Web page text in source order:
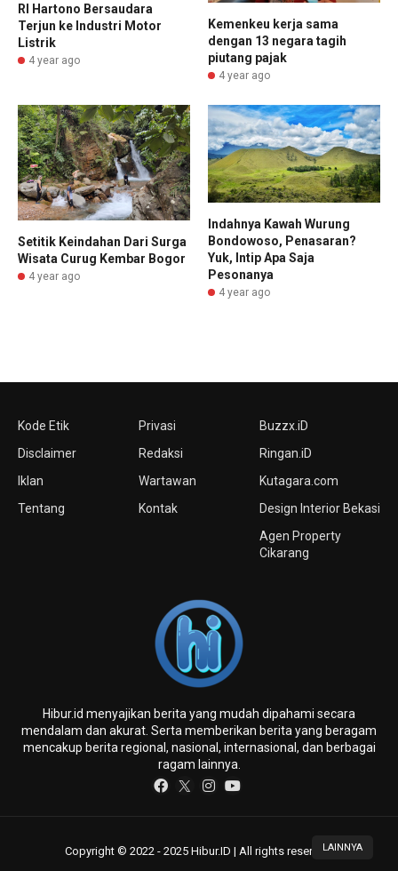
RI Hartono Bersaudara
Terjun ke Industri Motor
Listrik
4 year ago
Kemenkeu kerja sama
dengan 13 negara tagih
piutang pajak
4 year ago
Setitik Keindahan Dari Surga
Wisata Curug Kembar Bogor
4 year ago
Indahnya Kawah Wurung
Bondowoso, Penasaran?
Yuk, Intip Apa Saja
Pesonanya
4 year ago
LAINNYA
Kode Etik
Disclaimer
Iklan
Tentang
Privasi
Redaksi
Wartawan
Kontak
Buzzx.iD
Ringan.iD
Kutagara.com
Design Interior Bekasi
Agen Property
Cikarang
Hibur.id menyajikan berita yang mudah dipahami secara
mendalam dan akurat. Serta memberikan berita yang beragam
mencakup berita regional, nasional, internasional, dan berbagai
ragam lainnya.
Copyright © 2022 - 2025 Hibur.ID | All rights reserved.